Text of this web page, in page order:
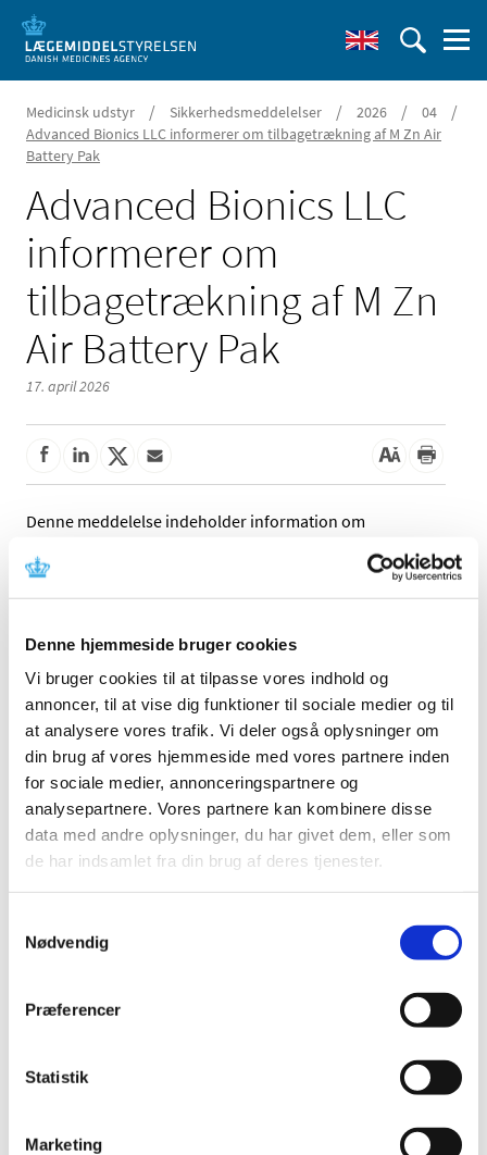
Denne hjemmeside bruger cookies
Vi bruger cookies til at tilpasse vores indhold og
annoncer, til at vise dig funktioner til sociale medier og til
at analysere vores trafik. Vi deler også oplysninger om
din brug af vores hjemmeside med vores partnere inden
for sociale medier, annonceringspartnere og
analysepartnere. Vores partnere kan kombinere disse
data med andre oplysninger, du har givet dem, eller som
de har indsamlet fra din brug af deres tjenester.
Nødvendig
Præferencer
Statistik
Marketing
Medicinsk udstyr / Sikkerhedsmeddelelser / 2026 / 04 /
Advanced Bionics LLC informerer om tilbagetrækning af M Zn Air
Battery Pak
Advanced Bionics LLC
informerer om
tilbagetrækning af M Zn
Air Battery Pak
17. april 2026
Denne meddelelse indeholder information om
fabrikanten.
Produkt: M Zn Air Battery Pak
Fabrikant: Advanced Bionics LLC
Fabrikantens
referencenummer: 3009762645/03232026/R/00001
Lægemiddelstyrelsens sagsnummer: 2026035039
Emner
Medicinsk udstyr
Sikkerhedsmeddelelse om M Zn Air Battery Pak (Dansk)(pdf